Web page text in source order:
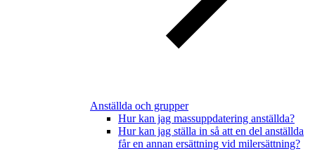
Anställda och grupper
Hur kan jag massuppdatering anställda?
Hur kan jag ställa in så att en del anställda
får en annan ersättning vid milersättning?